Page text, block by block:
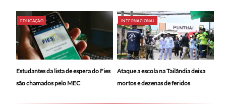
EDUCAÇÃO
Estudantes da lista de espera do Fies
são chamados pelo MEC
INTERNACIONAL
Ataque a escola na Tailândia deixa
mortos e dezenas de feridos